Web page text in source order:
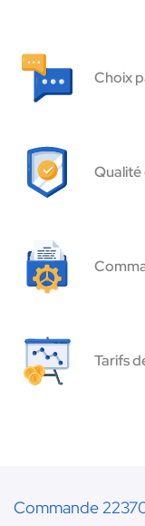
Choix
Tarifs
Commande